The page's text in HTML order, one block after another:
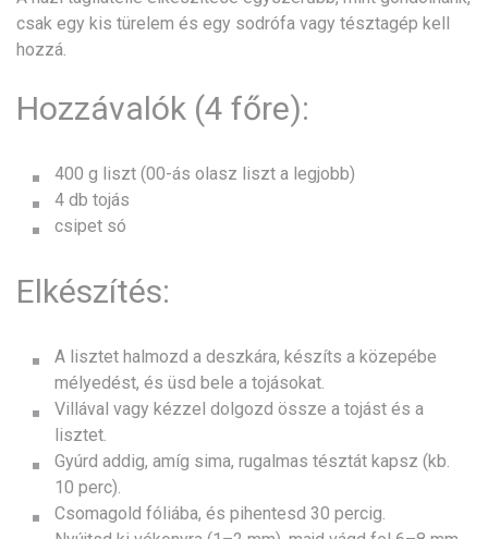
csak egy kis türelem és egy sodrófa vagy tésztagép kell
hozzá.
Hozzávalók (4 főre):
400 g liszt (00-ás olasz liszt a legjobb)
4 db tojás
csipet só
Elkészítés:
A lisztet halmozd a deszkára, készíts a közepébe
mélyedést, és üsd bele a tojásokat.
Villával vagy kézzel dolgozd össze a tojást és a
lisztet.
Gyúrd addig, amíg sima, rugalmas tésztát kapsz (kb.
10 perc).
Csomagold fóliába, és pihentesd 30 percig.